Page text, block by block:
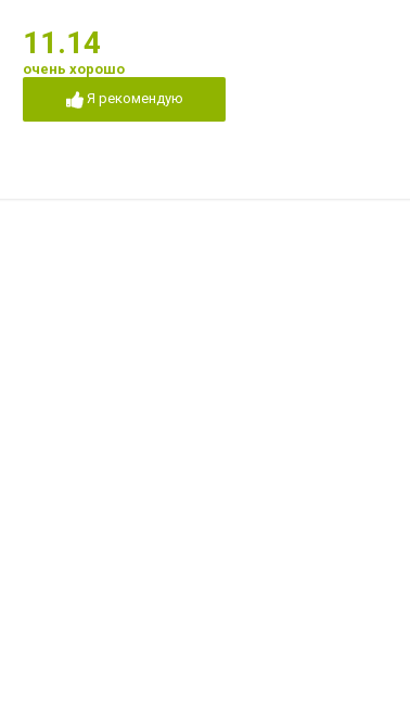
11.14
очень хорошо
Я рекомендую